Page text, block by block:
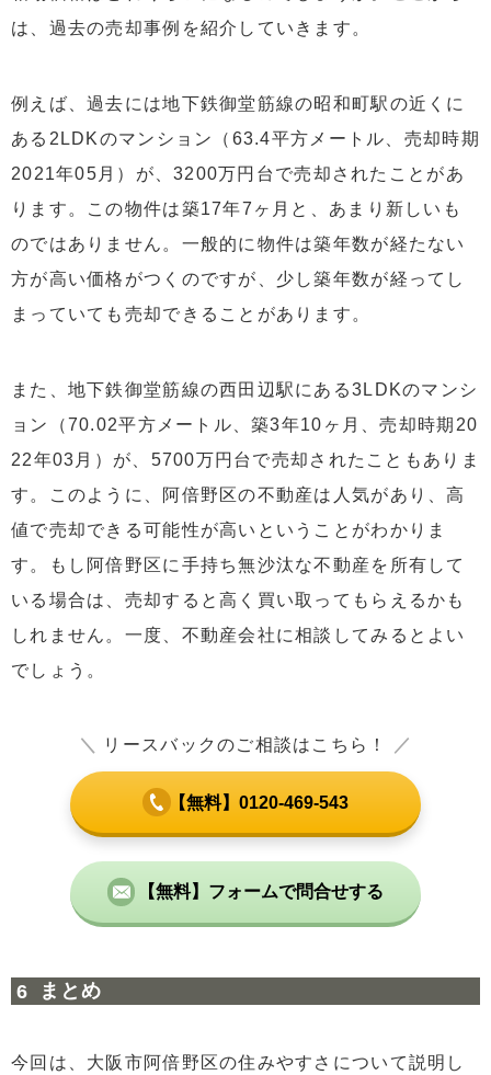
は、過去の売却事例を紹介していきます。
例えば、過去には地下鉄御堂筋線の昭和町駅の近くに
ある2LDKのマンション（63.4平方メートル、売却時期
2021年05月）が、3200万円台で売却されたことがあ
ります。この物件は築17年7ヶ月と、あまり新しいも
のではありません。一般的に物件は築年数が経たない
方が高い価格がつくのですが、少し築年数が経ってし
まっていても売却できることがあります。
また、地下鉄御堂筋線の西田辺駅にある3LDKのマンシ
ョン（70.02平方メートル、築3年10ヶ月、売却時期20
22年03月）が、5700万円台で売却されたこともありま
す。このように、阿倍野区の不動産は人気があり、高
値で売却できる可能性が高いということがわかりま
す。もし阿倍野区に手持ち無沙汰な不動産を所有して
いる場合は、売却すると高く買い取ってもらえるかも
しれません。一度、不動産会社に相談してみるとよい
でしょう。
＼ リースバックのご相談はこちら！ ／
【無料】0120-469-543
【無料】フォームで問合せする
まとめ
今回は、大阪市阿倍野区の住みやすさについて説明し